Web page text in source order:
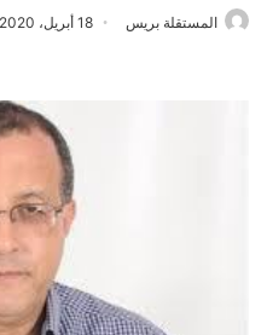
المستقلة بريس 18 أبريل، 2020